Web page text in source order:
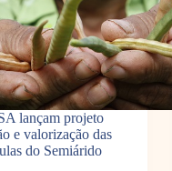
lançam projeto
e valorização das
do Semiárido